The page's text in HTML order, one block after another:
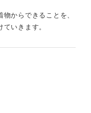
からできることを、
いきます。